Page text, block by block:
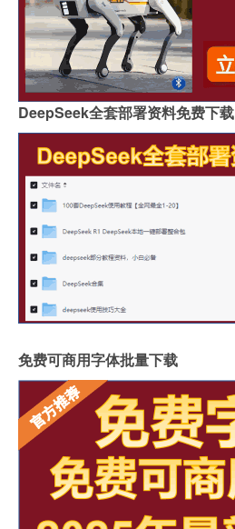
DeepSeek全套部署资料免费下载
免费可商用字体批量下载